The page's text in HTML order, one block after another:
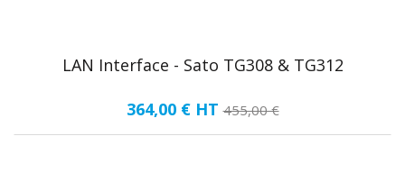
LAN Interface - Sato TG308 & TG312
364,00 € HT 455,00 €